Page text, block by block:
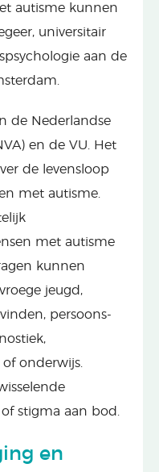
autisme kunnen
universitair
aan de
de Nederlandse
en de VU. Het
de levensloop
met autisme.
met autisme
kunnen
jeugd,
persoons-
onderwijs.
stigma aan bod.
en